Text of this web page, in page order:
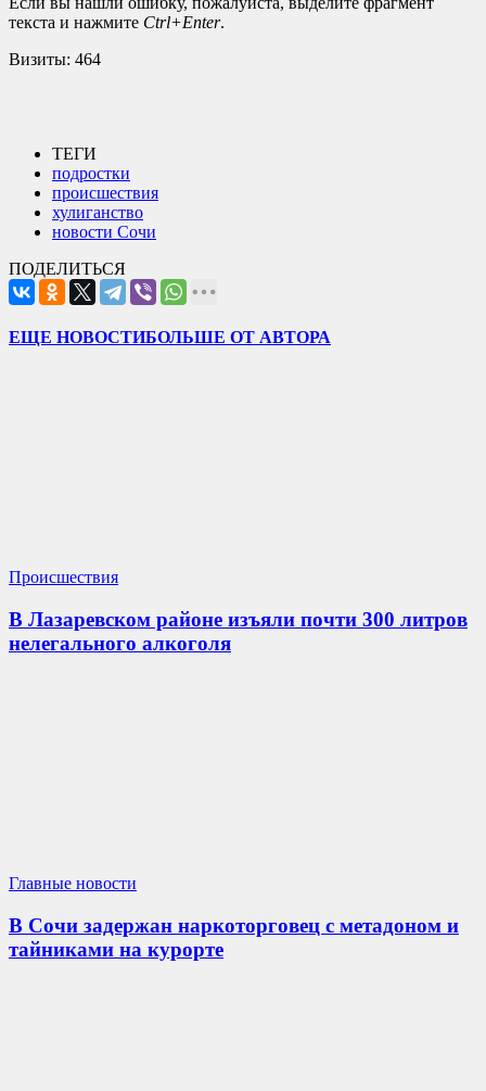
текста и нажмите Ctrl+Enter.
Визиты: 464
ТЕГИ
подростки
происшествия
хулиганство
новости Сочи
ПОДЕЛИТЬСЯ
ЕЩЕ НОВОСТИБОЛЬШЕ ОТ АВТОРА
Происшествия
В Лазаревском районе изъяли почти 300 литров
нелегального алкоголя
Главные новости
В Сочи задержан наркоторговец с метадоном и
тайниками на курорте